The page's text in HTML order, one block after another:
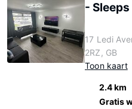
- Sleeps
17 Ledi
2RZ, GB
Toon kaart
2.4 km
Gratis